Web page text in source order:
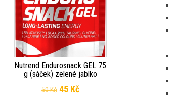
Nutrend Endurosnack GEL 75
g (sáček) zelené jablko
50Kč Původní cena byla: 50 Kč.
45 KčAktuální cena je: 45 Kč.